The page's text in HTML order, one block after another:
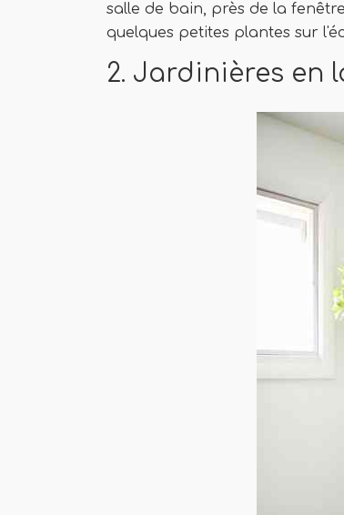
salle de bain, près de la
quelques petites plantes sur
2. Jardinières en